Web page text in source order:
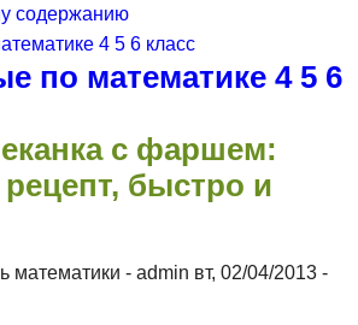
содержанию
по математике 4 5 6
с фаршем:
быстро и
математики - admin вт, 02/04/2013 -